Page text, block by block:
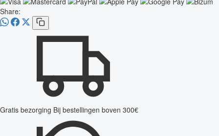
Share:
Gratis bezorging Bij bestellingen boven 300€